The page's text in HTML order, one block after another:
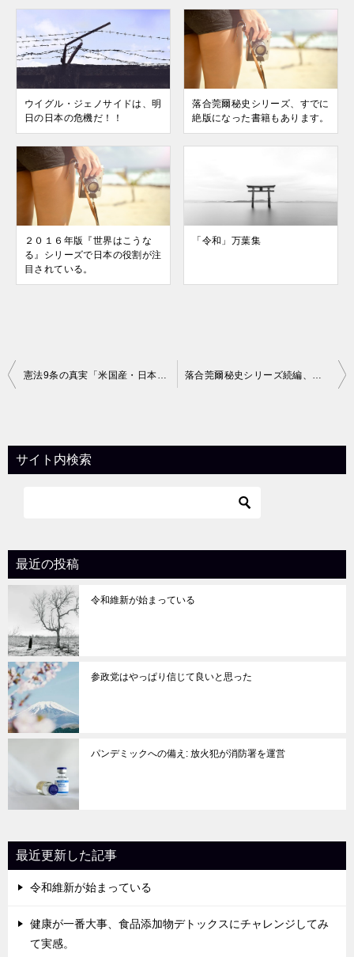
ウイグル・ジェノサイドは、明
日の日本の危機だ！！
落合莞爾秘史シリーズ、すでに
絶版になった書籍もあります。
２０１６年版『世界はこうな
る』シリーズで日本の役割が注
目されている。
「令和」万葉集
投
ビ
ゲ
ョ
ン
憲法9条の真実「米国産・日本国憲法の正体」 落合莞爾秘史シリーズ続編、販売されます。
サイト内検索
最近の投稿
令和維新が始まっている
参政党はやっぱり信じて良いと思った
パンデミックへの備え: 放火犯が消防署を運営
最近更新した記事
令和維新が始まっている
健康が一番大事、食品添加物デトックスにチャレンジしてみ
て実感。